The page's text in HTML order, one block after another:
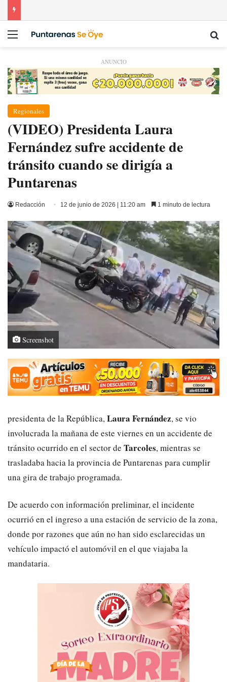
Menú
ANUNCIO
Regionales
(VIDEO) Presidenta Laura
Fernández sufre accidente de
tránsito cuando se dirigía a
Puntarenas
Redacción 12 de junio de 2026 | 11:20 am 1 minuto de lectura
Screenshot
presidenta de la República,Laura Fernández, se vio
involucrada la mañana de este viernes en un accidente de
tránsito ocurrido en el sector de Tarcoles, mientras se
trasladaba hacia la provincia de Puntarenas para cumplir
una gira de trabajo programada.
De acuerdo con información preliminar, el incidente
ocurrió en el ingreso a una estación de servicio de la zona,
donde por razones que aún no han sido esclarecidas un
vehículo impactó el automóvil en el que viajaba la
mandataria.